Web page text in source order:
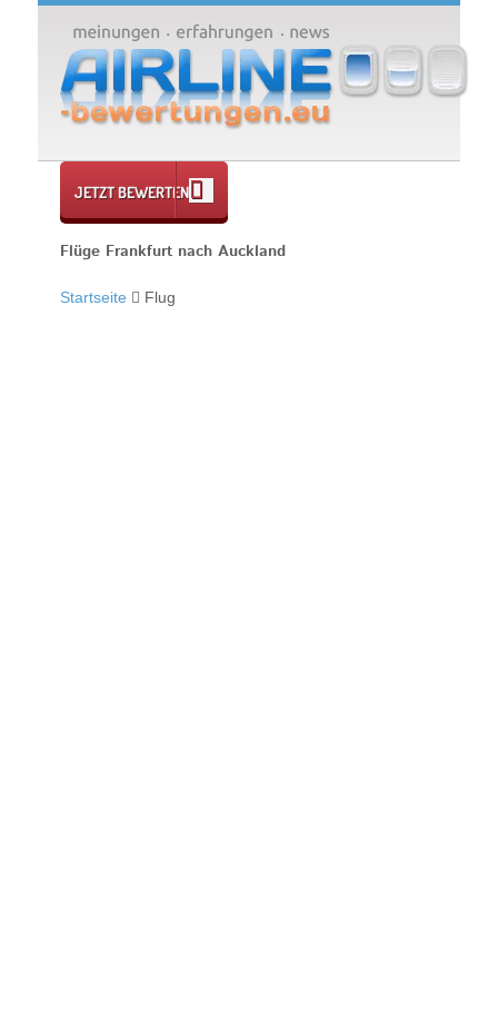
JETZT BEWERTEN
Flüge Frankfurt nach Auckland
Startseite Flug